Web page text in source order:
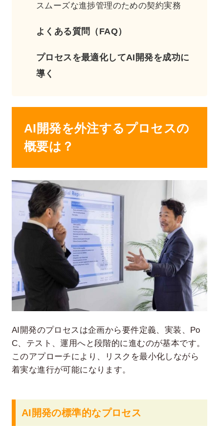
スムーズな進捗管理のための契約実務
よくある質問（FAQ）
プロセスを最適化してAI開発を成功に
導く
AI開発を外注するプロセスの
概要は？
AI開発のプロセスは企画から要件定義、実装、Po
C、テスト、運用へと段階的に進むのが基本です。
このアプローチにより、リスクを最小化しながら
着実な進行が可能になります。
AI開発の標準的なプロセス